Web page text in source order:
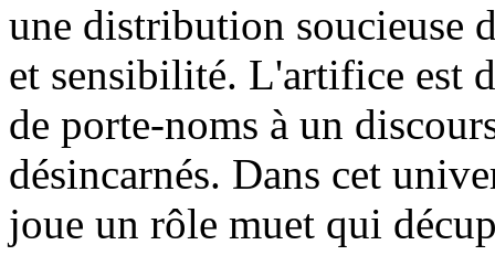
une distribution soucieuse
et sensibilité. L'artifice est
de porte-noms à un
désincarnés. Dans cet
joue un rôle muet qui